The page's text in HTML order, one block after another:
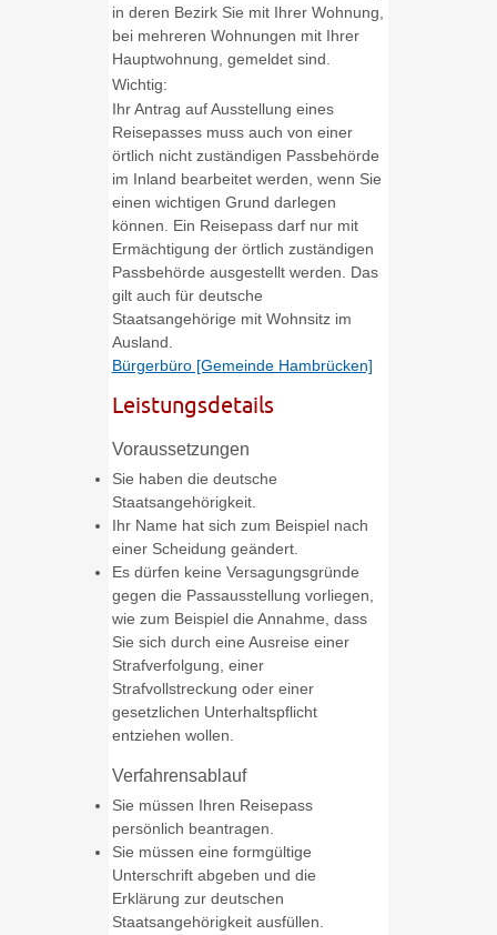
in deren Bezirk Sie mit Ihrer Wohnung,
bei mehreren Wohnungen mit Ihrer
Hauptwohnung, gemeldet sind.
Wichtig:
Ihr Antrag auf Ausstellung eines
Reisepasses muss auch von einer
örtlich nicht zuständigen Passbehörde
im Inland bearbeitet werden, wenn Sie
einen wichtigen Grund darlegen
können. Ein Reisepass darf nur mit
Ermächtigung der örtlich zuständigen
Passbehörde ausgestellt werden. Das
gilt auch für deutsche
Staatsangehörige mit Wohnsitz im
Ausland.
Bürgerbüro [Gemeinde Hambrücken]
Leistungsdetails
Voraussetzungen
Sie haben die deutsche
Staatsangehörigkeit.
Ihr Name hat sich zum Beispiel nach
einer Scheidung geändert.
Es dürfen keine Versagungsgründe
gegen die Passausstellung vorliegen,
wie zum Beispiel die Annahme, dass
Sie sich durch eine Ausreise einer
Strafverfolgung, einer
Strafvollstreckung oder einer
gesetzlichen Unterhaltspflicht
entziehen wollen.
Verfahrensablauf
Sie müssen Ihren Reisepass
persönlich beantragen.
Sie müssen eine formgültige
Unterschrift abgeben und die
Erklärung zur deutschen
Staatsangehörigkeit ausfüllen.